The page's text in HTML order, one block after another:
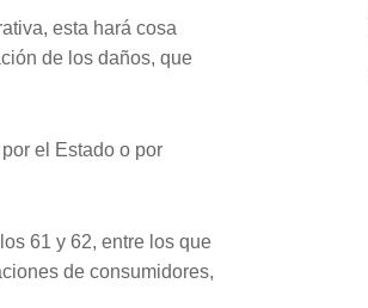
esta hará cosa
de los daños, que
el Estado o por
61 y 62, entre los que
de consumidores,